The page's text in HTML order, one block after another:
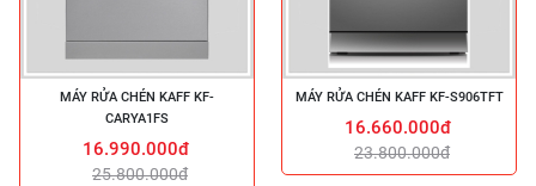
MÁY RỬA CHÉN KAFF KF-
CARYA1FS
16.990.000đ
25.800.000đ
MÁY RỬA CHÉN KAFF KF-S906TFT
16.660.000đ
23.800.000đ